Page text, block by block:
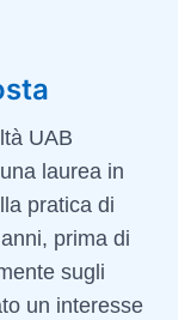
UAB
laurea in
pratica di
prima di
sugli
un interesse